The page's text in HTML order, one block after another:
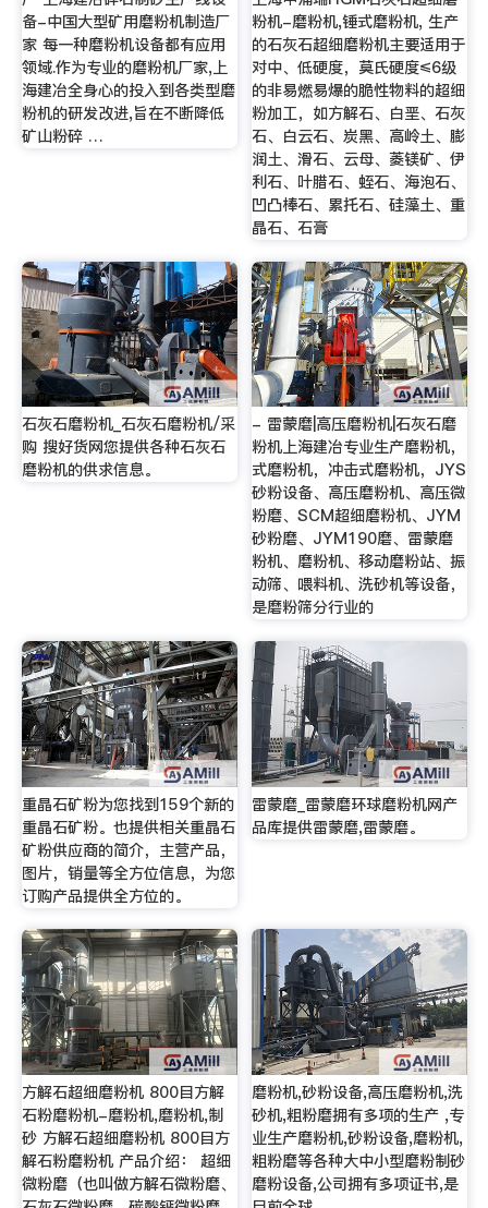
备-中国大型矿用磨粉机制造厂
家 每一种磨粉机设备都有应用
领域.作为专业的磨粉机厂家,上
海建冶全身心的投入到各类型磨
粉机的研发改进,旨在不断降低
矿山粉碎 …
粉机-磨粉机,锤式磨粉机, 生产
的石灰石超细磨粉机主要适用于
对中、低硬度，莫氏硬度≤6级
的非易燃易爆的脆性物料的超细
粉加工，如方解石、白垩、石灰
石、白云石、炭黑、高岭土、膨
润土、滑石、云母、菱镁矿、伊
利石、叶腊石、蛭石、海泡石、
凹凸棒石、累托石、硅藻土、重
晶石、石膏
石灰石磨粉机_石灰石磨粉机/采
购 搜好货网您提供各种石灰石
磨粉机的供求信息。
- 雷蒙磨|高压磨粉机|石灰石磨
粉机上海建冶专业生产磨粉机，
式磨粉机，冲击式磨粉机，JYS
砂粉设备、高压磨粉机、高压微
粉磨、SCM超细磨粉机、JYM
砂粉磨、JYM190磨、雷蒙磨
粉机、磨粉机、移动磨粉站、振
动筛、喂料机、洗砂机等设备，
是磨粉筛分行业的
重晶石矿粉为您找到159个新的
重晶石矿粉。也提供相关重晶石
矿粉供应商的简介，主营产品，
图片，销量等全方位信息，为您
订购产品提供全方位的。
雷蒙磨_雷蒙磨环球磨粉机网产
品库提供雷蒙磨,雷蒙磨。
方解石超细磨粉机 800目方解
石粉磨粉机-磨粉机,磨粉机,制
砂 方解石超细磨粉机 800目方
解石粉磨粉机 产品介绍： 超细
微粉磨（也叫做方解石微粉磨、
磨粉机,砂粉设备,高压磨粉机,洗
砂机,粗粉磨拥有多项的生产 ,专
业生产磨粉机,砂粉设备,磨粉机,
粗粉磨等各种大中小型磨粉制砂
磨粉设备,公司拥有多项证书,是